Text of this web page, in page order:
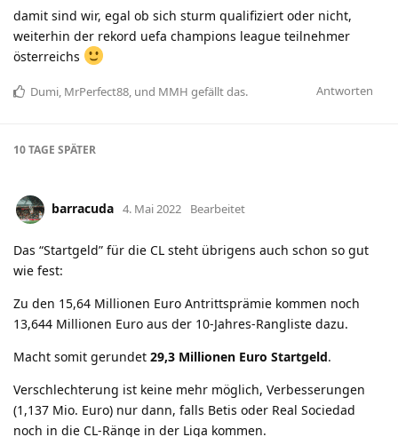
damit sind wir, egal ob sich sturm qualifiziert oder nicht,
weiterhin der rekord uefa champions league teilnehmer
österreichs
Antworten
Dumi, MrPerfect88, und MMH gefällt das.
10 TAGE SPÄTER
barracuda 4. Mai 2022 Bearbeitet
Das “Startgeld” für die CL steht übrigens auch schon so gut
wie fest:
Zu den 15,64 Millionen Euro Antrittsprämie kommen noch
13,644 Millionen Euro aus der 10-Jahres-Rangliste dazu.
Macht somit gerundet 29,3 Millionen Euro Startgeld.
Verschlechterung ist keine mehr möglich, Verbesserungen
(1,137 Mio. Euro) nur dann, falls Betis oder Real Sociedad
noch in die CL-Ränge in der Liga kommen.